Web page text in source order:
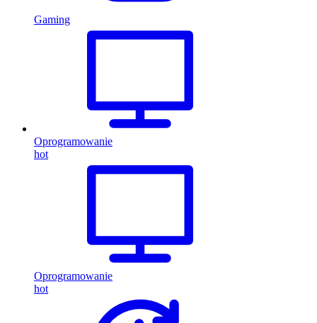
Gaming
Oprogramowanie
hot
Oprogramowanie
hot